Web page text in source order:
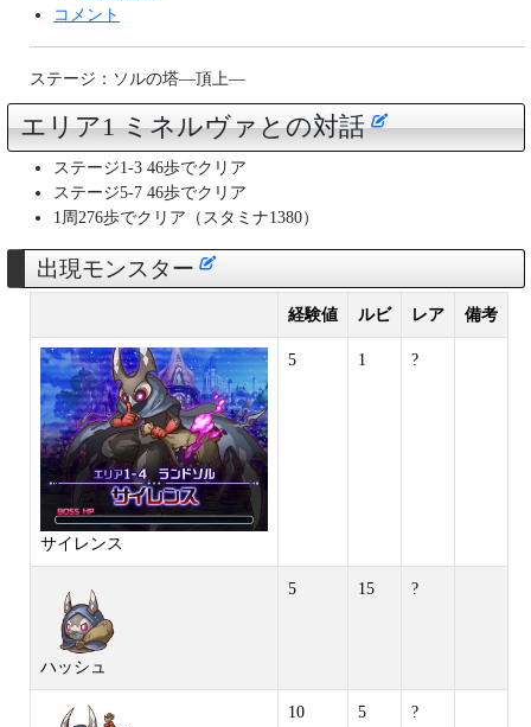
コメント
ステージ：ソルの塔―頂上―
エリア1 ミネルヴァとの対話
ステージ1-3 46歩でクリア
ステージ5-7 46歩でクリア
1周276歩でクリア（スタミナ1380）
出現モンスター
経験値 ルビ レア 備考
サイレンス
5 1 ?
ハッシュ
5 15 ?
10 5 ?